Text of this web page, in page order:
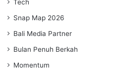
Tech
Snap Map 2026
Bali Media Partner
Bulan Penuh Berkah
Momentum